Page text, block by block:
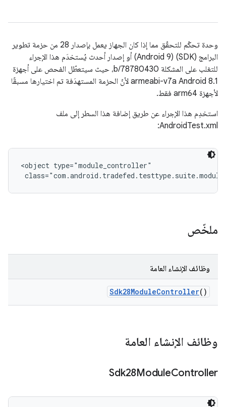
وحدة تحكّم للتحقّق مما إذا كان الجهاز يعمل بإصدار 28 من حزمة تطوير
البرامج (SDK) (Android 9) أو إصدار أحدث يُستخدَم هذا الإجراء
للتغلب على المشكلة b/78780430، حيث سيتعطّل الفحص على أجهزة
Android 8.1‏ armeabi-v7a لأنّ الحزمة المستهدَفة تم اختيارها مسبقًا
لأجهزة arm64 فقط.
استخدِم هذا الإجراء عن طريق إضافة هذا السطر إلى ملف
AndroidTest.xml:
<object type="module_controller"
ملخّص
وظائف الإنشاء العامة
Sdk28ModuleController()
وظائف الإنشاء العامة
Sdk28ModuleController